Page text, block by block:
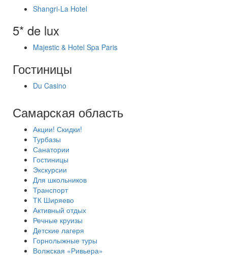
Shangri-La Hotel
5* de lux
Majestic & Hotel Spa Paris
Гостиницы
Du Casino
Самарская область
Акции! Скидки!
Турбазы
Санатории
Гостиницы
Экскурсии
Для школьников
Транспорт
ТК Ширяево
Активный отдых
Речные круизы
Детские лагеря
Горнолыжные туры
Волжская «Ривьера»